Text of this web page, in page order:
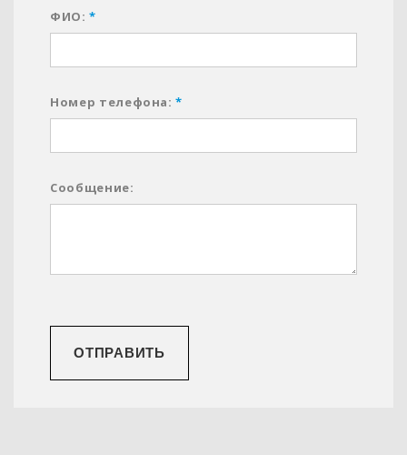
ФИО:*
Номер телефона:*
Сообщение:
ОТПРАВИТЬ